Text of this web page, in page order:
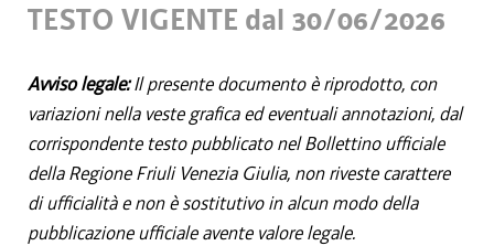
TESTO VIGENTE dal 30/06/2026
Avviso legale:Il presente documento è riprodotto, con
variazioni nella veste grafica ed eventuali annotazioni, dal
corrispondente testo pubblicato nel Bollettino ufficiale
della Regione Friuli Venezia Giulia, non riveste carattere
di ufficialità e non è sostitutivo in alcun modo della
pubblicazione ufficiale avente valore legale.